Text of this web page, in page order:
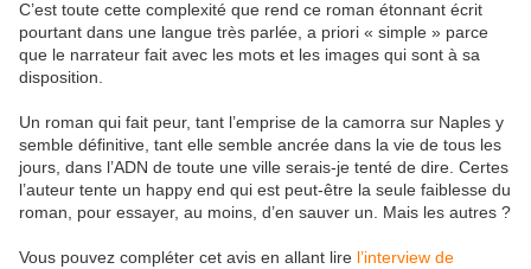
C’est toute cette complexité que rend ce roman étonnant écrit
pourtant dans une langue très parlée, a priori « simple » parce
que le narrateur fait avec les mots et les images qui sont à sa
disposition.
Un roman qui fait peur, tant l’emprise de la camorra sur Naples y
semble définitive, tant elle semble ancrée dans la vie de tous les
jours, dans l’ADN de toute une ville serais-je tenté de dire. Certes
l’auteur tente un happy end qui est peut-être la seule faiblesse du
roman, pour essayer, au moins, d’en sauver un. Mais les autres ?
Vous pouvez compléter cet avis en allant lire l’interview de